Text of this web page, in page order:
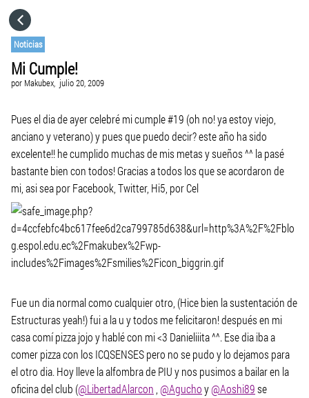
Noticias
Mi Cumple!
por Makubex, julio 20, 2009
Pues el dia de ayer celebré mi cumple #19 (oh no! ya estoy viejo,
anciano y veterano) y pues que puedo decir? este año ha sido
excelente!! he cumplido muchas de mis metas y sueños ^^ la pasé
bastante bien con todos! Gracias a todos los que se acordaron de
mi, asi sea por Facebook, Twitter, Hi5, por Cel
Fue un dia normal como cualquier otro, (Hice bien la sustentación de
Estructuras yeah!) fui a la u y todos me felicitaron! después en mi
casa comí pizza jojo y hablé con mi <3 Danieliiita ^^. Ese dia iba a
comer pizza con los ICQSENSES pero no se pudo y lo dejamos para
el otro dia. Hoy lleve la alfombra de PIU y nos pusimos a bailar en la
oficina del club (@LibertadAlarcon @Aguchoy@Aoshi89se
IR A
VISITA EL SITIO WEB